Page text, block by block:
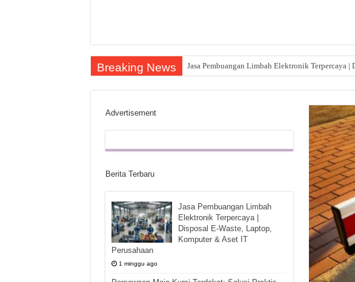
Breaking News Jasa Pembuangan Limbah Elektronik Terpercaya |
Advertisement
Berita Terbaru
Jasa Pembuangan Limbah
Elektronik Terpercaya |
Disposal E-Waste, Laptop,
Komputer & Aset IT
Perusahaan
1 minggu ago